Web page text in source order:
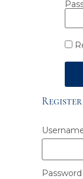
Register
Password